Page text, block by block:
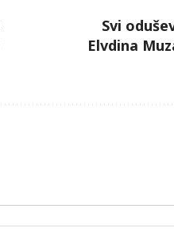
Svi
Elvdina